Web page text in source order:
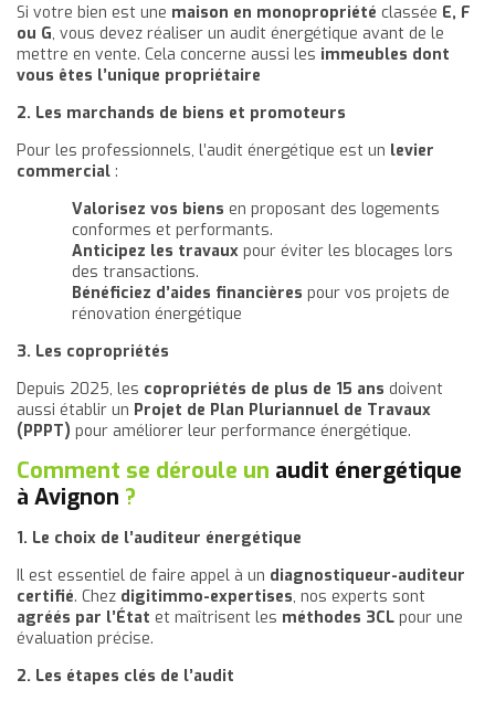
Si votre bien est une maison en monopropriété classée E, F
ou G, vous devez réaliser un audit énergétique avant de le
mettre en vente. Cela concerne aussi les immeubles dont
vous êtes l’unique propriétaire
2. Les marchands de biens et promoteurs
Pour les professionnels, l’audit énergétique est un levier
commercial :
Valorisez vos biens en proposant des logements
conformes et performants.
Anticipez les travaux pour éviter les blocages lors
des transactions.
Bénéficiez d’aides financières pour vos projets de
rénovation énergétique
3. Les copropriétés
Depuis 2025, les copropriétés de plus de 15 ans doivent
aussi établir un Projet de Plan Pluriannuel de Travaux
(PPPT) pour améliorer leur performance énergétique.
Comment se déroule un audit énergétique
à Avignon ?
1. Le choix de l’auditeur énergétique
Il est essentiel de faire appel à un diagnostiqueur-auditeur
certifié. Chez digitimmo-expertises, nos experts sont
agréés par l’État et maîtrisent les méthodes 3CL pour une
évaluation précise.
2. Les étapes clés de l’audit